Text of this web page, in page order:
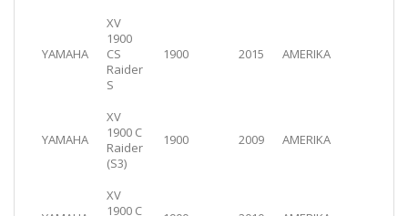
YAMAHA
XV
1900
CS
Raider
S
1900 2015 AMERIKA
YAMAHA
XV
1900 C
Raider
(S3)
1900 2009 AMERIKA
XV
1900 C